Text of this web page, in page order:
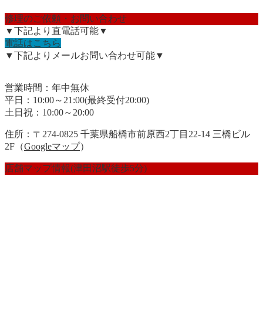
修理のご依頼・お問い合わせ
▼下記より直電話可能▼
電話はこちら
▼下記よりメールお問い合わせ可能▼
営業時間：年中無休
平日：10:00～21:00(最終受付20:00)
土日祝：10:00～20:00
住所：〒274-0825 千葉県船橋市前原西2丁目22-14 三橋ビル
2F（Googleマップ）
店舗マップ情報(津田沼駅徒歩5分)